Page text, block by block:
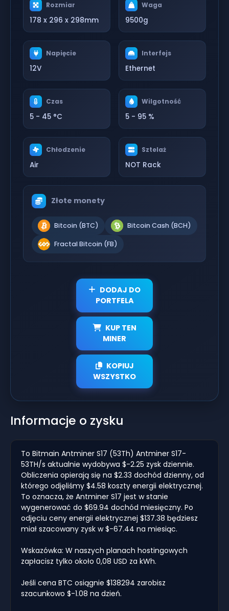
Rozmiar
178 x 296 x 298mm
Waga
9500g
Napięcie
12V
Interfejs
Ethernet
Czas
5 - 45 °C
Wilgotność
5 - 95 %
Chłodzenie
Air
Sztelaż
NOT Rack
Złote monety
Bitcoin (BTC) Bitcoin Cash (BCH)
Fractal Bitcoin (FB)
DODAJ DO
PORTFELA
KUP TEN
MINER
KOPIUJ
WSZYSTKO
Informacje o zysku
To Bitmain Antminer S17 (53Th) Antminer S17-
53TH/s aktualnie wydobywa $-2.25 zysk dziennie.
Obliczenia opierają się na $2.33 dochód dzienny, od
którego odjęliśmy $4.58 koszty energii elektrycznej.
To oznacza, że Antminer S17 jest w stanie
wygenerować do $69.94 dochód miesięczny. Po
odjęciu ceny energii elektrycznej $137.38 będziesz
miał szacowany zysk w $-67.44 na miesiąc.
Wskazówka: W naszych planach hostingowych
zapłacisz tylko około 0,08 USD za kWh.
Jeśli cena BTC osiągnie $138294 zarobisz
szacunkowo $-1.08 na dzień.